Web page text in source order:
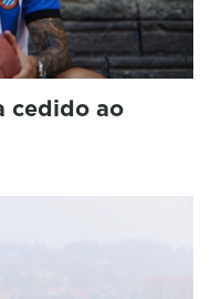
cedido ao